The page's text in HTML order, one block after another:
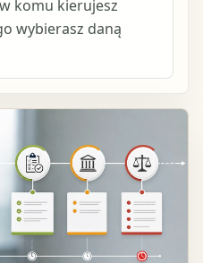
komu kierujesz
wybierasz daną